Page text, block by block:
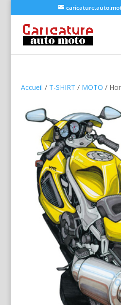
Accueil / T-SHIRT / MOTO /